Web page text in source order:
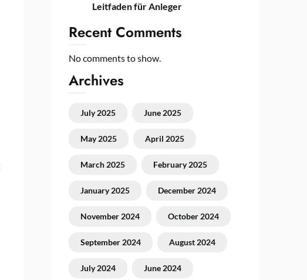
Leitfaden für Anleger
Recent Comments
No comments to show.
Archives
July 2025 June 2025
May 2025 April 2025
March 2025 February 2025
January 2025 December 2024
November 2024 October 2024
September 2024 August 2024
July 2024 June 2024